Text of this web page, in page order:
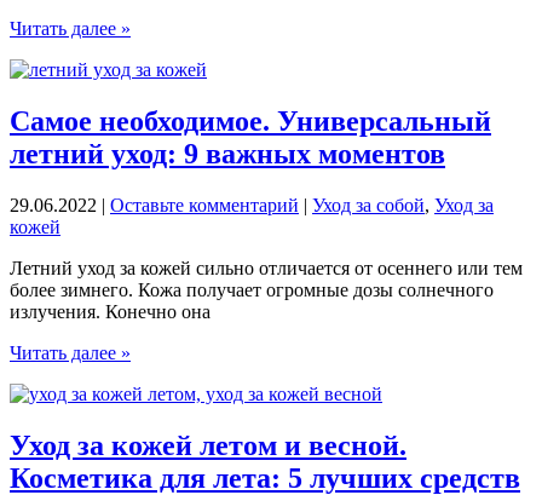
Типичные
ухода,
которых
не
поможет
один
самый
крем
Читать далее »
Самое необходимое. Универсальный
летний уход: 9 важных моментов
29.06.2022 | Оставьте комментарий | Уход за собой, Уход за
кожей
Летний уход за кожей сильно отличается от осеннего или тем
более зимнего. Кожа получает огромные дозы солнечного
излучения. Конечно она
Самое
Универсальный
уход:
9
важных
Читать далее »
Уход за кожей летом и весной.
Косметика для лета: 5 лучших средств